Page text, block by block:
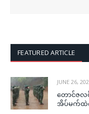
FEATURED ARTICLE
JUNE 26,
တောင်ဇလ
အိပ်မက်